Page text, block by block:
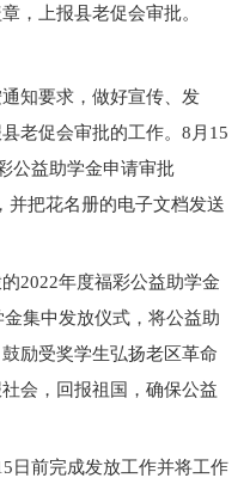
，上报县老促会审批。
知要求，做好宣传、发
老促会审批的工作。 8月15
公益助学金申请审批
并把花名册的电子文档发送
2022年度福彩公益助学金
集中发放仪式，将公益助
励受奖学生弘扬老区革命
会，回报祖国，确保公益
日前完成发放工作并将工作